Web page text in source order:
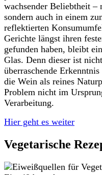
wachsender Beliebtheit –
sondern auch in einem
reflektierten
Gerichte längst ihren
gefunden haben, bleibt
Glas. Denn dieser ist
überraschende
die Wein als reines
Problem nicht im
Verarbeitung.
Hier geht es weiter
Vegetarische